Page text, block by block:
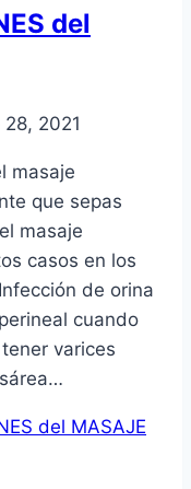
del
28, 2021
masaje
que sepas
masaje
casos en los
de orina
cuando
varices
del MASAJE